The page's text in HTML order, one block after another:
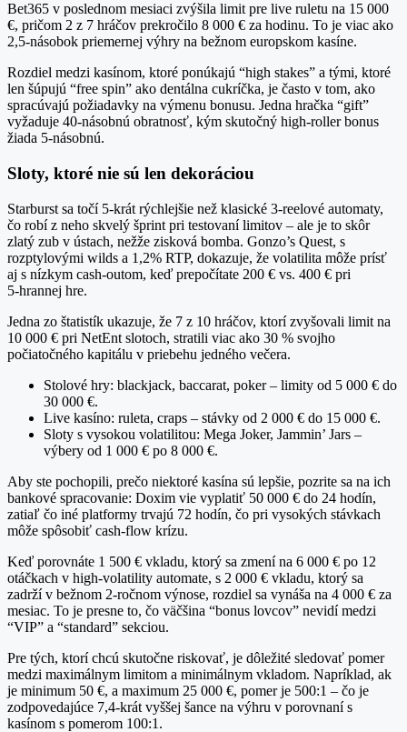
Bet365 v poslednom mesiaci zvýšila limit pre live ruletu na 15 000
€, pričom 2 z 7 hráčov prekročilo 8 000 € za hodinu. To je viac ako
2,5‑násobok priemernej výhry na bežnom europskom kasíne.
Rozdiel medzi kasínom, ktoré ponúkajú “high stakes” a tými, ktoré
len šúpujú “free spin” ako dentálna cukríčka, je často v tom, ako
spracúvajú požiadavky na výmenu bonusu. Jedna hračka “gift”
vyžaduje 40‑násobnú obratnosť, kým skutočný high‑roller bonus
žiada 5‑násobnú.
Sloty, ktoré nie sú len dekoráciou
Starburst sa točí 5‑krát rýchlejšie než klasické 3‑reelové automaty,
čo robí z neho skvelý šprint pri testovaní limitov – ale je to skôr
zlatý zub v ústach, nežže zisková bomba. Gonzo’s Quest, s
rozptylovými wilds a 1,2% RTP, dokazuje, že volatilita môže prísť
aj s nízkym cash‑outom, keď prepočítate 200 € vs. 400 € pri
5‑hrannej hre.
Jedna zo štatistík ukazuje, že 7 z 10 hráčov, ktorí zvyšovali limit na
10 000 € pri NetEnt slotoch, stratili viac ako 30 % svojho
počiatočného kapitálu v priebehu jedného večera.
Stolové hry: blackjack, baccarat, poker – limity od 5 000 € do
30 000 €.
Live kasíno: ruleta, craps – stávky od 2 000 € do 15 000 €.
Sloty s vysokou volatilitou: Mega Joker, Jammin’ Jars –
výbery od 1 000 € po 8 000 €.
Aby ste pochopili, prečo niektoré kasína sú lepšie, pozrite sa na ich
bankové spracovanie: Doxim vie vyplatiť 50 000 € do 24 hodín,
zatiaľ čo iné platformy trvajú 72 hodín, čo pri vysokých stávkach
môže spôsobiť cash‑flow krízu.
Keď porovnáte 1 500 € vkladu, ktorý sa zmení na 6 000 € po 12
otáčkach v high‑volatility automate, s 2 000 € vkladu, ktorý sa
zadrží v bežnom 2‑ročnom výnose, rozdiel sa vynáša na 4 000 € za
mesiac. To je presne to, čo väčšina “bonus lovcov” nevidí medzi
“VIP” a “standard” sekciou.
Pre tých, ktorí chcú skutočne riskovať, je dôležité sledovať pomer
medzi maximálnym limitom a minimálnym vkladom. Napríklad, ak
je minimum 50 €, a maximum 25 000 €, pomer je 500:1 – čo je
zodpovedajúce 7,4‑krát vyššej šance na výhru v porovnaní s
kasínom s pomerom 100:1.